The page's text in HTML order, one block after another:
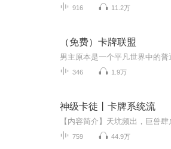
916 11.2万
（免费）卡牌联盟
346 1.9万
神级卡徒丨卡牌系统流
759 44.9万